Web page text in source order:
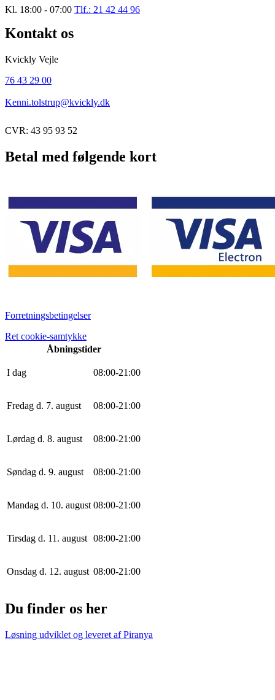
Kl. 18:00 - 07:00 Tlf.: 21 42 44 96
Kontakt os
Kvickly Vejle
76 43 29 00
Kenni.tolstrup@kvickly.dk
CVR: 43 95 93 52
Betal med følgende kort
Forretningsbetingelser
Ret cookie-samtykke
Åbningstider
I dag 08:00-21 :00
Fredag d. 7. august 08:00-21 :00
Lørdag d. 8. august 08:00-21 :00
Søndag d. 9. august 08:00-21 :00
Mandag d. 10. august 08:00-21 :00
Tirsdag d. 11. august 08:00-21 :00
Onsdag d. 12. august 08:00-21 :00
Du finder os her
Løsning udviklet og leveret afPiranya